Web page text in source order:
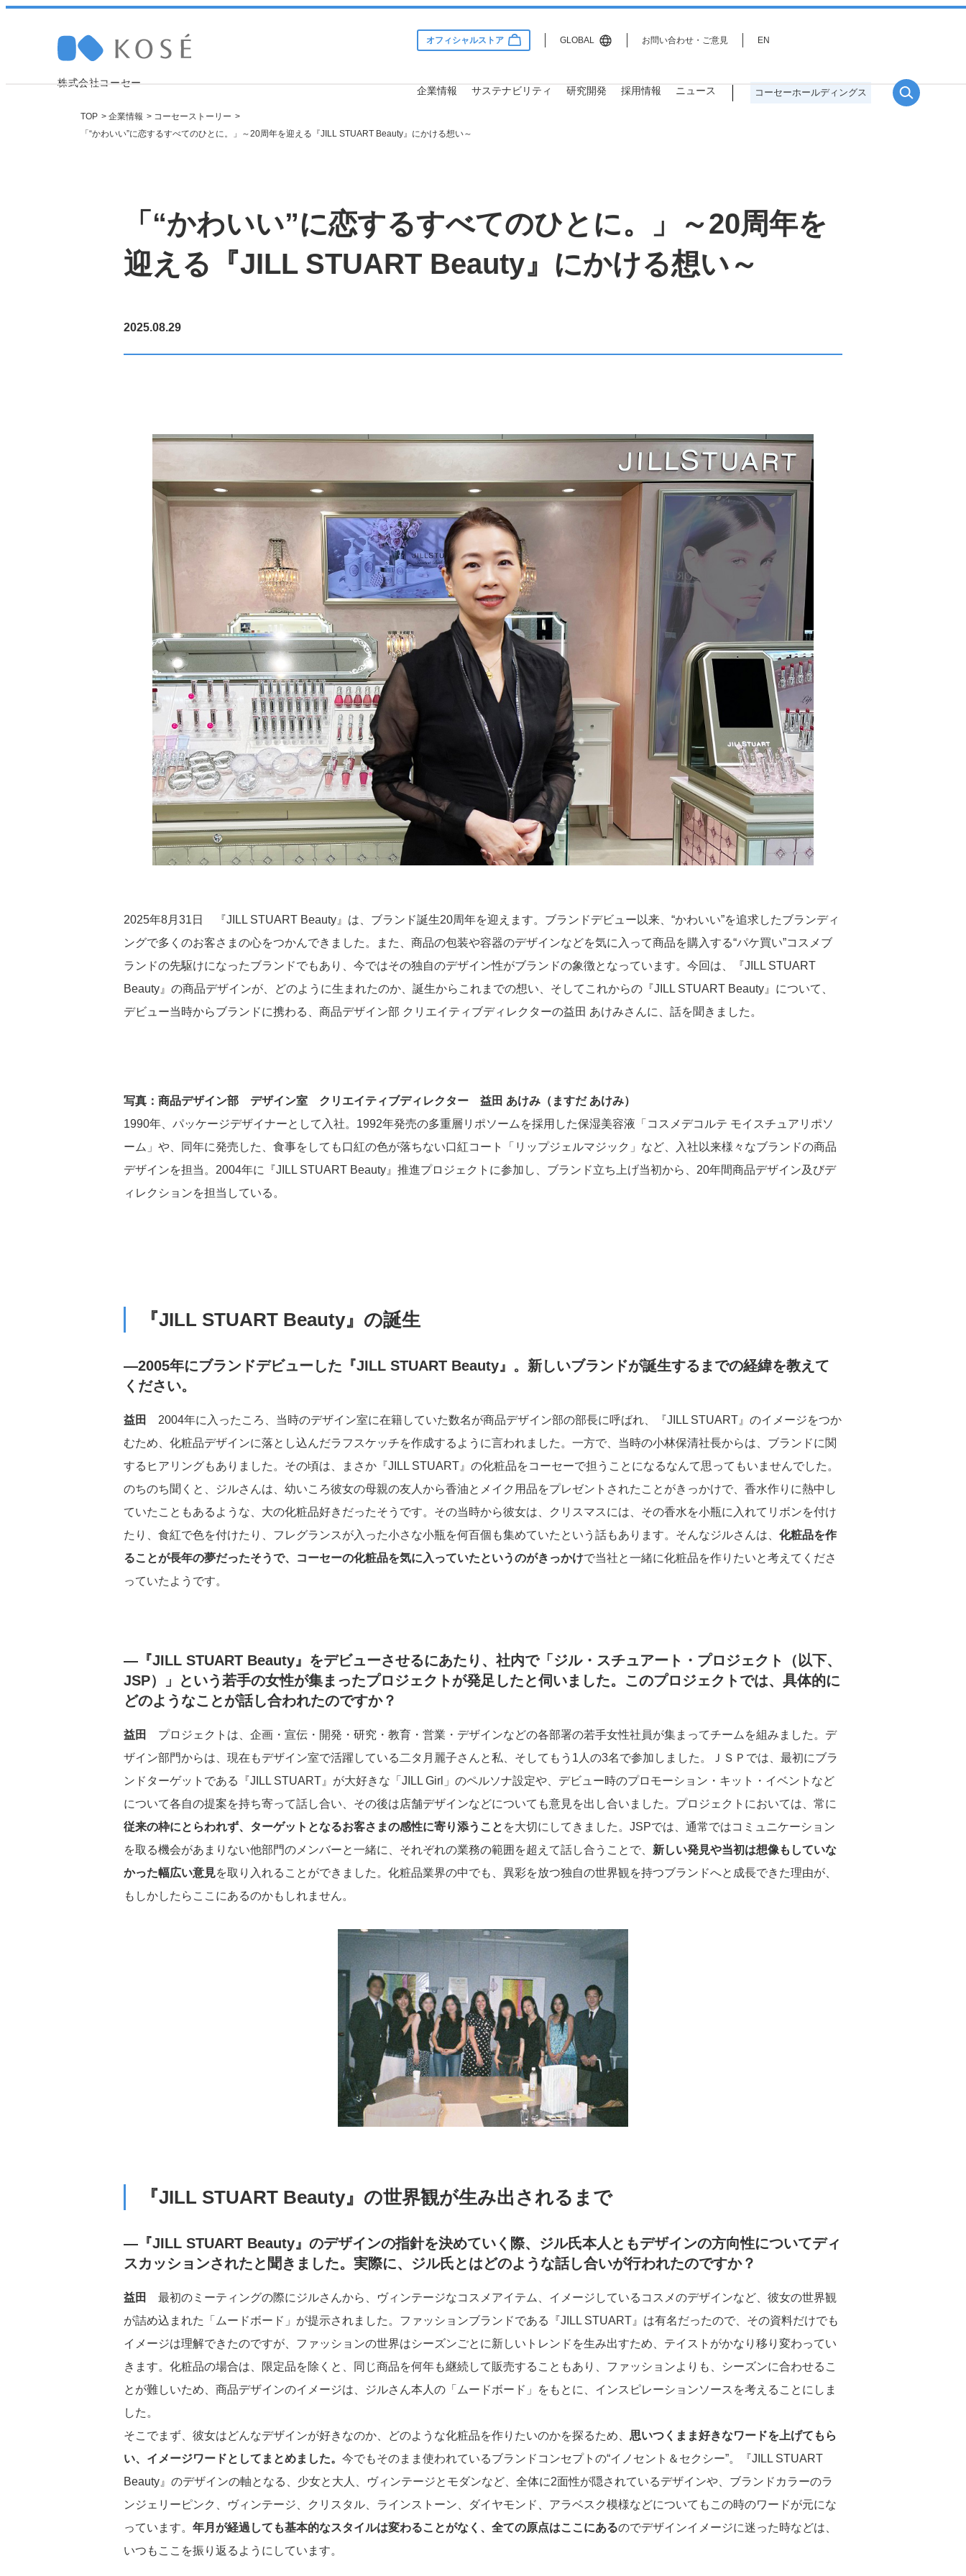
株式会社コーセー
オフィシャルストア GLOBAL お問い合わせ・ご意見 EN
企業情報
Company Information
トップメッセージ 会社概要 役員一覧
グループ会社・拠点 ブランド 資材調達情報
ビューティメッセージ コーセーストーリー コーセーの歴史
沿革
サステナビリティ
Sustainability
トップメッセージ
サステナビリティ方針・推進
体制
サステナビリティ戦略
ダイバーシティ・エクイティ
＆インクルージョン（DE&I）
トップメッセージと推進体制
取り組み１：ジェンダーダイバー
シティ
取り組み２：多様な個性への対応
地域社会とともに スポーツ・芸術支援活動 地球環境のために
水と向き合う取り組み：Water,
Life, Beauty
気候変動への対応
低炭素移行計画
資源循環に向けた対応
生物多様性に向けた対応
商品における取り組み
生産における取り組み
サプライチェーンマネジメン
ト
組織統治 人権
人的資本経営
健康経営
消費者志向自主宣言 お客さまとともに
成分ポリシー 外部評価・受賞等 サステナビリティ関連データ
大規模災害等における当社支
援について
コーセーレポート（統合報告
書）
サステナビリティのあゆみ
GRIスタンダード内容索引
国連グローバル・コンパクト
対照表
ISO26000対照表
研究開発
Research & Development
研究ニュース 研究理念 研究分野
研究拠点 研究の強み
安全性
採用情報
Recruit
職種紹介 社員インタビュー プロジェクトストーリー
データで見るコーセー 社長メッセージ 研修制度・福利厚生
FAQ
インターンシップについて 新着情報
ニュース コーセーホールディングス
TOP 企業情報
コーセーストーリー
「“かわいい”に恋するすべてのひとに。」～20周年を迎える『JILL STUART Beauty』にかける想い～
「“かわいい”に恋するすべてのひとに。」～20周年を
迎える『JILL STUART Beauty』にかける想い～
2025.08.29
2025年8月31日 『JILL STUART Beauty』は、ブランド誕生20周年を迎えます。ブランドデビュー以来、“かわいい”を追求したブランディ
ングで多くのお客さまの心をつかんできました。また、商品の包装や容器のデザインなどを気に入って商品を購入する“パケ買い”コスメブ
ランドの先駆けになったブランドでもあり、今ではその独自のデザイン性がブランドの象徴となっています。今回は、『JILL STUART
Beauty』の商品デザインが、どのように生まれたのか、誕生からこれまでの想い、そしてこれからの『JILL STUART Beauty』について、
デビュー当時からブランドに携わる、商品デザイン部 クリエイティブディレクターの益田 あけみさんに、話を聞きました。
写真：商品デザイン部 デザイン室 クリエイティブディレクター 益田 あけみ（ますだ あけみ）
1990年、パッケージデザイナーとして入社。1992年発売の多重層リポソームを採用した保湿美容液「コスメデコルテ モイスチュアリポソ
ーム」や、同年に発売した、食事をしても口紅の色が落ちない口紅コート「リップジェルマジック」など、入社以来様々なブランドの商品
デザインを担当。2004年に『JILL STUART Beauty』推進プロジェクトに参加し、ブランド立ち上げ当初から、20年間商品デザイン及びデ
ィレクションを担当している。
『JILL STUART Beauty』の誕生
―2005年にブランドデビューした『JILL STUART Beauty』。新しいブランドが誕生するまでの経緯を教えて
ください。
益田
2004年に入ったころ、当時のデザイン室に在籍していた数名が商品デザイン部の部長に呼ばれ、『JILL STUART』のイメージをつか
むため、化粧品デザインに落とし込んだラフスケッチを作成するように言われました。一方で、当時の小林保清社長からは、ブランドに関
するヒアリングもありました。その頃は、まさか『JILL STUART』の化粧品をコーセーで担うことになるなんて思ってもいませんでした。
のちのち聞くと、ジルさんは、幼いころ彼女の母親の友人から香油とメイク用品をプレゼントされたことがきっかけで、香水作りに熱中し
ていたこともあるような、大の化粧品好きだったそうです。その当時から彼女は、クリスマスには、その香水を小瓶に入れてリボンを付け
たり、食紅で色を付けたり、フレグランスが入った小さな小瓶を何百個も集めていたという話もあります。そんなジルさんは、 化粧品を作
ることが長年の夢だったそうで、コーセーの化粧品を気に入っていたというのがきっかけで当社と一緒に化粧品を作りたいと考えてくださ
っていたようです。
―『JILL STUART Beauty』をデビューさせるにあたり、社内で「ジル・スチュアート・プロジェクト（以下、
JSP）」という若手の女性が集まったプロジェクトが発足したと伺いました。このプロジェクトでは、具体的に
どのようなことが話し合われたのですか？
益田
プロジェクトは、企画・宣伝・開発・研究・教育・営業・デザインなどの各部署の若手女性社員が集まってチームを組みました。デ
ザイン部門からは、現在もデザイン室で活躍している二タ月麗子さんと私、そしてもう1人の3名で参加しました。ＪＳＰでは、最初にブラ
ンドターゲットである『JILL STUART』が大好きな「JILL Girl」のペルソナ設定や、デビュー時のプロモーション・キット・イベントなど
について各自の提案を持ち寄って話し合い、その後は店舗デザインなどについても意見を出し合いました。プロジェクトにおいては、常に
従来の枠にとらわれず、ターゲットとなるお客さまの感性に寄り添うこと を大切にしてきました。JSPでは、通常ではコミュニケーション
を取る機会があまりない他部門のメンバーと一緒に、それぞれの業務の範囲を超えて話し合うことで、 新しい発見や当初は想像もしていな
かった幅広い意見を取り入れることができました。化粧品業界の中でも、異彩を放つ独自の世界観を持つブランドへと成長できた理由が、
もしかしたらここにあるのかもしれません。
『JILL STUART Beauty』の世界観が生み出されるまで
―『JILL STUART Beauty』のデザインの指針を決めていく際、ジル氏本人ともデザインの方向性についてディ
スカッションされたと聞きました。実際に、ジル氏とはどのような話し合いが行われたのですか？
益田 最初のミーティングの際にジルさんから、ヴィンテージなコスメアイテム、イメージしているコスメのデザインなど、彼女の世界観
が詰め込まれた「ムードボード」が提示されました。ファッションブランドである『JILL STUART』は有名だったので、その資料だけでも
イメージは理解できたのですが、ファッションの世界はシーズンごとに新しいトレンドを生み出すため、テイストがかなり移り変わってい
きます。化粧品の場合は、限定品を除くと、同じ商品を何年も継続して販売することもあり、ファッションよりも、シーズンに合わせるこ
とが難しいため、商品デザインのイメージは、ジルさん本人の「ムードボード」をもとに、インスピレーションソースを考えることにしま
した。
そこでまず、彼女はどんなデザインが好きなのか、どのような化粧品を作りたいのかを探るため、 思いつくまま好きなワードを上げてもら
い、イメージワードとしてまとめました。 今でもそのまま使われているブランドコンセプトの“イノセント＆セクシー”。『JILL STUART
Beauty』のデザインの軸となる、少女と大人、ヴィンテージとモダンなど、全体に2面性が隠されているデザインや、ブランドカラーのラ
ンジェリーピンク、ヴィンテージ、クリスタル、ラインストーン、ダイヤモンド、アラベスク模様などについてもこの時のワードが元にな
っています。 年月が経過しても基本的なスタイルは変わることがなく、全ての原点はここにあるのでデザインイメージに迷った時などは、
いつもここを振り返るようにしています。